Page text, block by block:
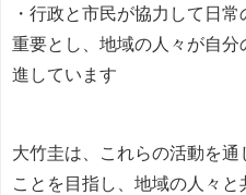
・行政と市民が協力して日
重要とし、地域の人々が自
進しています
大竹圭は、これらの活動を通
ことを目指し、地域の人々と